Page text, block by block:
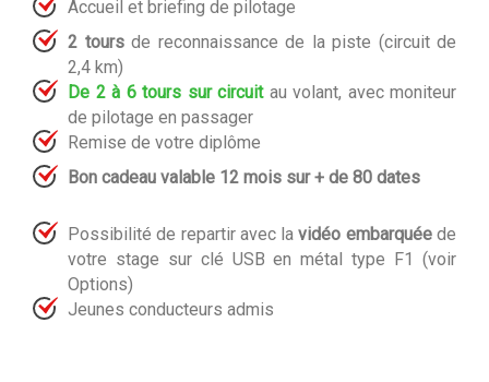
Accueil et briefing de pilotage
2 toursde reconnaissance de la piste (circuit de
2,4 km)
De 2 à 6 tours sur circuitau volant, avec moniteur
de pilotage en passager
Remise de votre diplôme
Bon cadeau valable 12 mois sur + de 80 dates
Possibilité de repartir avec lavidéo embarquéede
votre stage sur clé USB en métal type F1 (voir
Options)
Jeunes conducteurs admis